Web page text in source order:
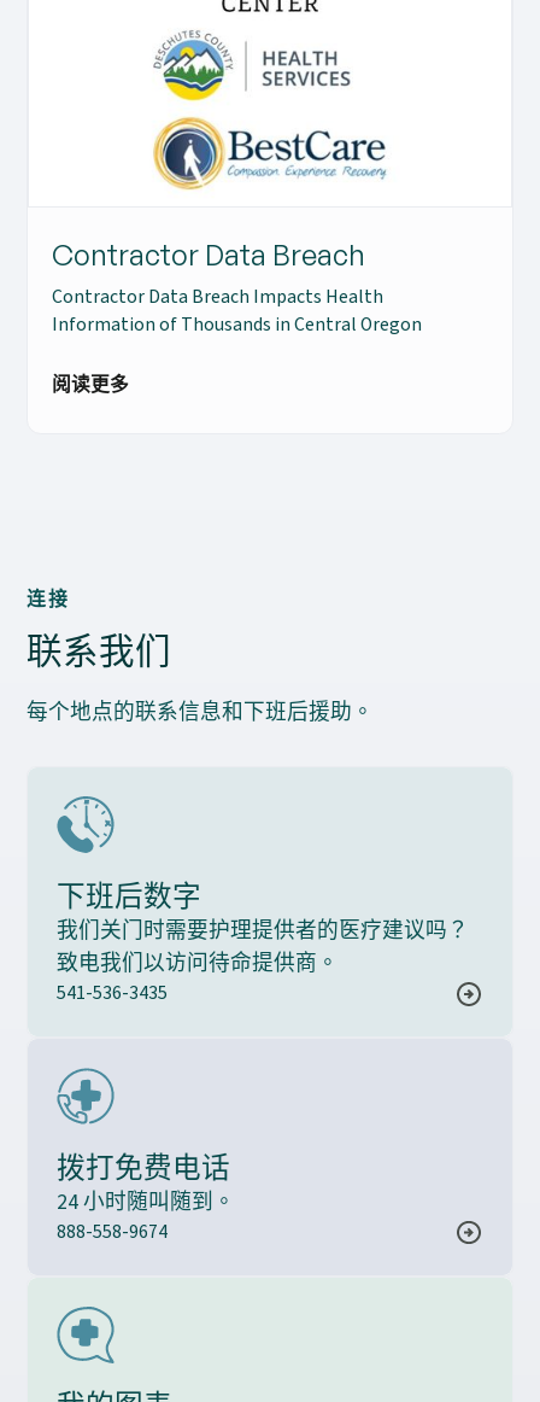
Contractor Data Breach
Contractor Data Breach Impacts Health
Information of Thousands in Central Oregon
阅读更多
连接
联系我们
每个地点的联系信息和下班后援助。
下班后数字
我们关门时需要护理提供者的医疗建议吗？
致电我们以访问待命提供商。
541-536-3435
拨打免费电话
24 小时随叫随到。
888-558-9674